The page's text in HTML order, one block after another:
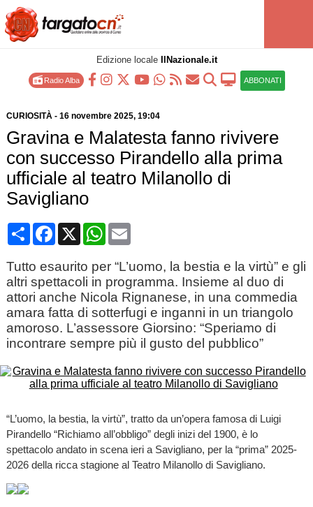
Edizione locale IlNazionale.it
Radio Alba ABBONATI
CURIOSITÀ- 16 novembre 2025, 19:04
Gravina e Malatesta fanno rivivere
con successo Pirandello alla prima
ufficiale al teatro Milanollo di
Savigliano
CondividiFacebook
X WhatsApp
Email
Tutto esaurito per “L’uomo, la bestia e la virtù” e gli
altri spettacoli in programma. Insieme al duo di
attori anche Nicola Rignanese, in una commedia
amara fatta di sotterfugi e inganni in un triangolo
amoroso. L’assessore Giorsino: “Speriamo di
incontrare sempre più il gusto del pubblico”
“L’uomo, la bestia, la virtù”, tratto da un’opera famosa di Luigi
Pirandello “Richiamo all’obbligo” degli inizi del 1900, è lo
spettacolo andato in scena ieri a Savigliano, per la “prima” 2025-
2026 della ricca stagione al Teatro Milanollo di Savigliano.